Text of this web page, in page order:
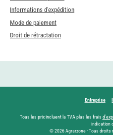
Informations d'expédition
Mode de paiement
Droit de rétractation
Entreprise
Tous les prix incluent la TVA plus les frais
indication
© 2026 Agrarzone - Tous droits